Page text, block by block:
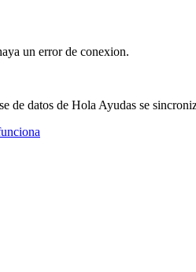
un error de conexion.
de datos de Hola Ayudas se